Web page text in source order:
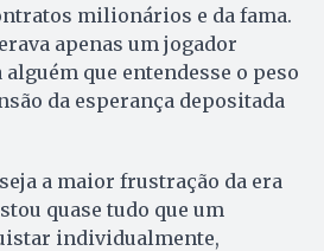
milionários e da fama.
apenas um jogador
que entendesse o peso
da esperança depositada
a maior frustração da era
quase tudo que um
individualmente,